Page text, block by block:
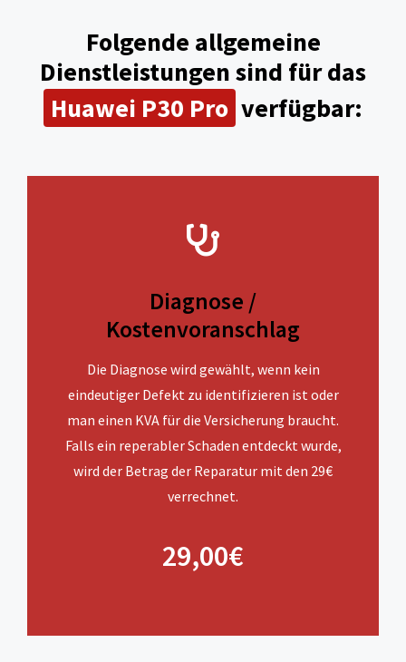
Folgende allgemeine
Dienstleistungen sind für das
Huawei P30 Pro verfügbar:
Diagnose /
Kostenvoranschlag
Die Diagnose wird gewählt, wenn kein
eindeutiger Defekt zu identifizieren ist oder
man einen KVA für die Versicherung braucht.
Falls ein reperabler Schaden entdeckt wurde,
wird der Betrag der Reparatur mit den 29€
verrechnet.
29,00€